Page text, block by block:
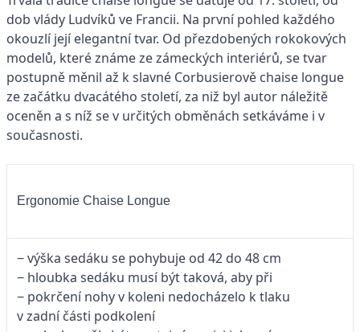
dob vlády Ludvíků ve Francii. Na první pohled každého
okouzlí její elegantní tvar. Od přezdobených rokokových
modelů, které známe ze zámeckých interiérů, se tvar
postupně měnil až k slavné Corbusierově chaise longue
ze začátku dvacátého století, za niž byl autor náležitě
oceněn a s níž se v určitých obměnách setkáváme i v
současnosti.
Ergonomie Chaise Longue
− výška sedáku se pohybuje od 42 do 48 cm
− hloubka sedáku musí být taková, aby při
− pokrčení nohy v koleni nedocházelo k tlaku
v zadní části podkolení